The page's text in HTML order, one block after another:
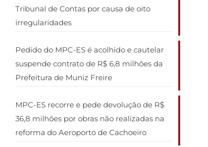
Tribunal de Contas por causa de oito
irregularidades
Pedido do MPC-ES é acolhido e cautelar
suspende contrato de R$ 6,8 milhões da
Prefeitura de Muniz Freire
MPC-ES recorre e pede devolução de R$
36,8 milhões por obras não realizadas na
reforma do Aeroporto de Cachoeiro